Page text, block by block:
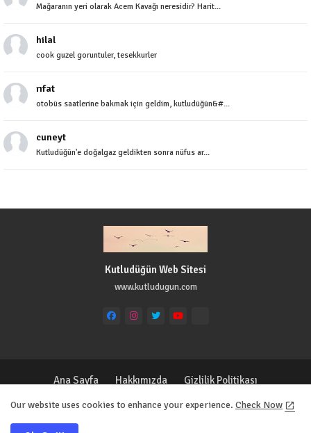
Mağaranın yeri olarak Acem Kavağı neresidir? Harit...
hilal
cook guzel goruntuler, tesekkurler
rıfat
otobüs saatlerine bakmak için geldim, kutludüğün&#...
cuneyt
Kutludüğün'e doğalgaz geldikten sonra nüfus ar...
Kutludüğün Web Sitesi
www.kutludugun.com
Ana Sayfa Hakkımızda
Gizlilik Politikası
Çerez Politikası
İletişim
Our website uses cookies to enhance your experience. Check Now